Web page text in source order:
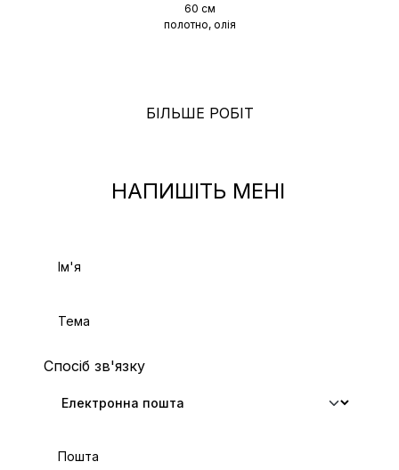
60 см
полотно, олія
БІЛЬШЕ РОБІТ
НАПИШІТЬ МЕНІ
Спосіб зв'язку